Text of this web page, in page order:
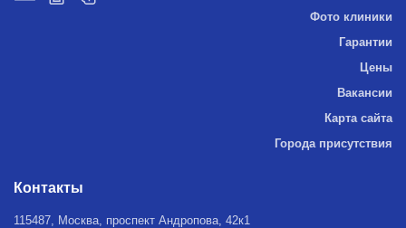
Контакты
115487, Москва, проспект Андропова, 42к1
Фото клиники
Гарантии
Цены
Вакансии
Карта сайта
Города присутствия